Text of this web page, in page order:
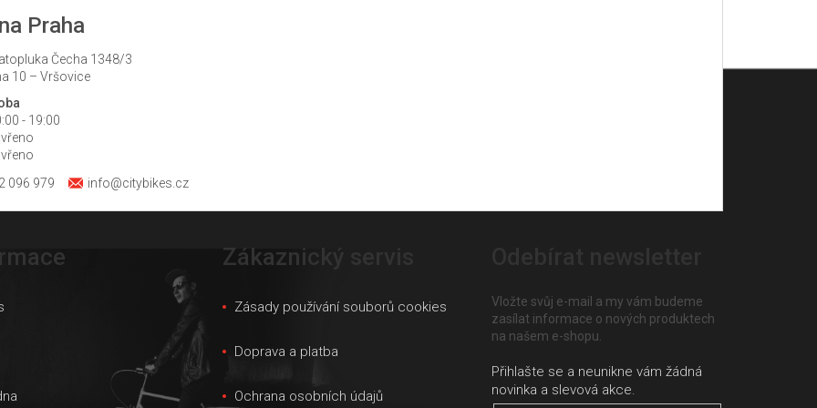
Praha
Čecha 1348/3
10 – Vršovice
- 19:00
096 979
info@citybikes.cz
Zákaznický servis
Zásady používání souborů cookies
Doprava a platba
Ochrana osobních údajů
Vložte svůj e-mail a my vám budeme
zasílat informace o nových produktech
na našem e-shopu.